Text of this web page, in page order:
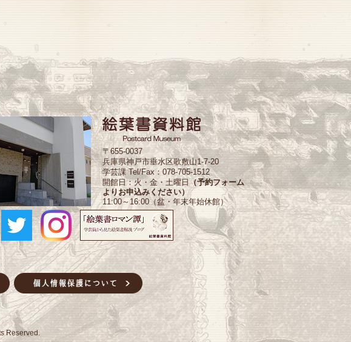
〒655-0037
兵庫県神戸市垂水区歌敷山1-7-20
学芸課 Tel/Fax：078-705-1512
開館日：火・金・土曜日 （予約フォーム
よりお申込みください）
11:00～16:00（盆・年末年始休館）
Reserved.